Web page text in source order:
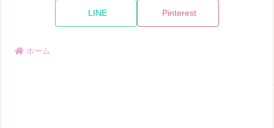
LINE Pinterest
ホーム